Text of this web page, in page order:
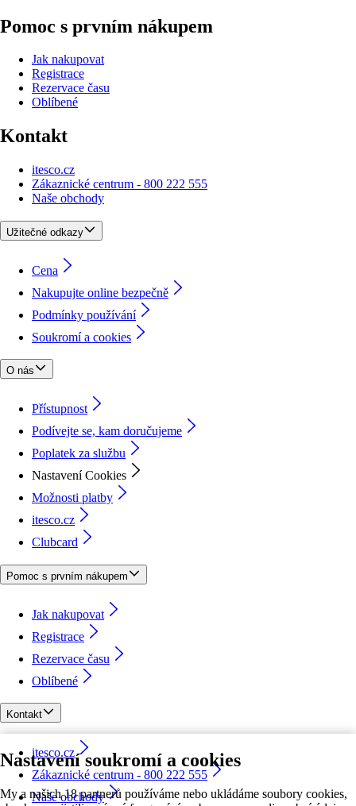
Nastavení soukromí a cookies
My a našich 18 partnerů používáme nebo ukládáme soubory cookies,
Pomoc s prvním nákupem
Jak nakupovat
Registrace
Rezervace času
Oblíbené
Kontakt
itesco.cz
Zákaznické centrum - 800 222 555
Naše obchody
Užitečné odkazy
Cena
Nakupujte online bezpečně
Podmínky používání
Soukromí a cookies
O nás
Přístupnost
Podívejte se, kam doručujeme
Poplatek za službu
Nastavení Cookies
Možnosti platby
itesco.cz
Clubcard
Pomoc s prvním nákupem
Jak nakupovat
Registrace
Rezervace času
Oblíbené
Kontakt
itesco.cz
Zákaznické centrum - 800 222 555
Naše obchody